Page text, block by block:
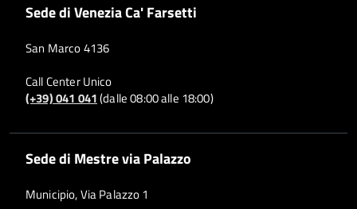
Sede di Venezia Ca' Farsetti
San Marco 4136
Call Center Unico
(+39) 041 041(dalle 08:00 alle 18:00)
Sede di Mestre via Palazzo
Municipio, Via Palazzo 1